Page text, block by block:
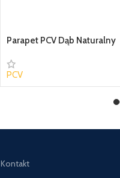
Parapet PCV Dąb Naturalny
PCV
42,84 zł
Kontakt